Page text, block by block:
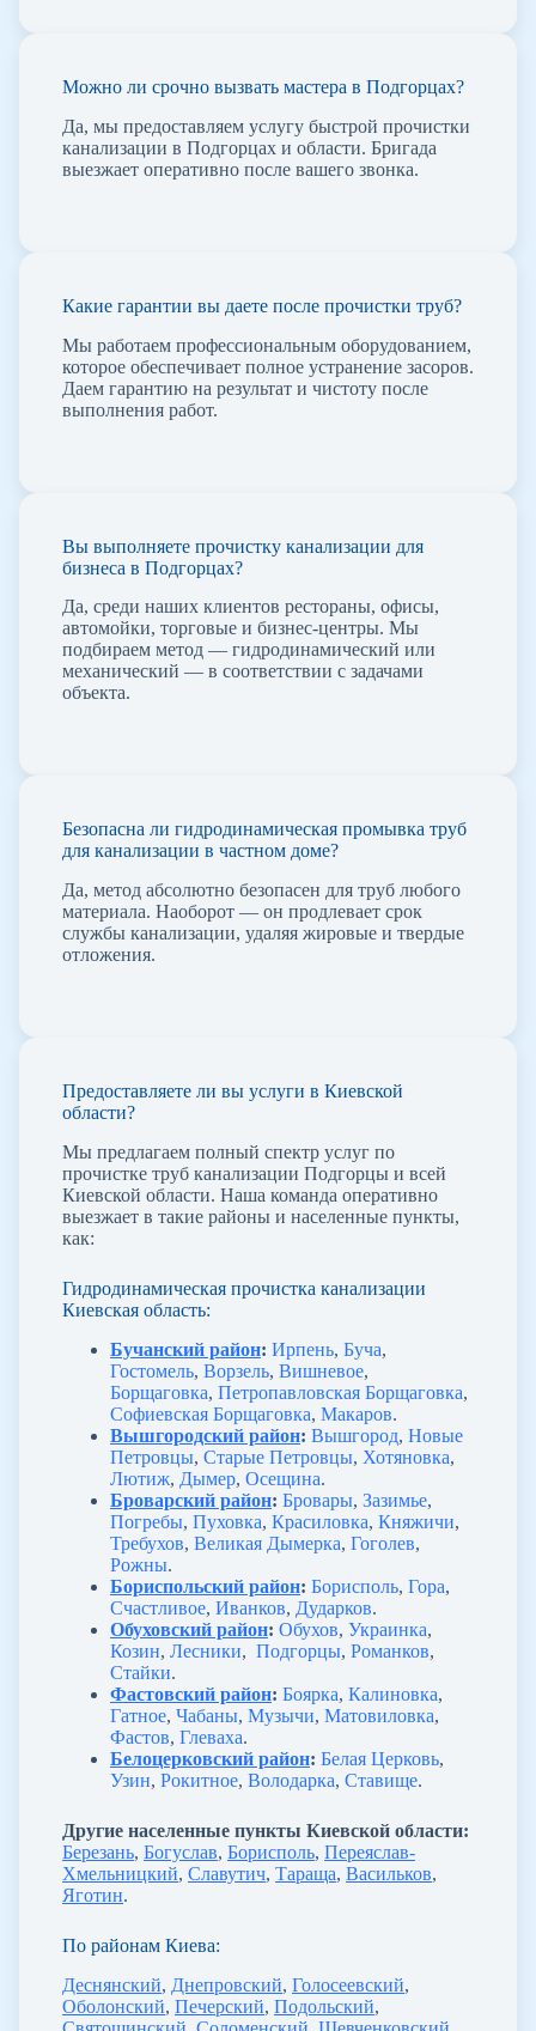
Можно ли срочно вызвать мастера в Подгорцах?
Да, мы предоставляем услугу быстрой прочистки
канализации в Подгорцах и области. Бригада
выезжает оперативно после вашего звонка.
Какие гарантии вы даете после прочистки труб?
Мы работаем профессиональным оборудованием,
которое обеспечивает полное устранение засоров.
Даем гарантию на результат и чистоту после
выполнения работ.
Вы выполняете прочистку канализации для
бизнеса в Подгорцах?
Да, среди наших клиентов рестораны, офисы,
автомойки, торговые и бизнес-центры. Мы
подбираем метод — гидродинамический или
механический — в соответствии с задачами
объекта.
Безопасна ли гидродинамическая промывка труб
для канализации в частном доме?
Да, метод абсолютно безопасен для труб любого
материала. Наоборот — он продлевает срок
службы канализации, удаляя жировые и твердые
отложения.
Предоставляете ли вы услуги в Киевской
области?
Мы предлагаем полный спектр услуг по
прочистке труб канализации Подгорцы и всей
Киевской области. Наша команда оперативно
выезжает в такие районы и населенные пункты,
как:
Гидродинамическая прочистка канализации
Киевская область:
Бучанский район: Ирпень, Буча,
Гостомель, Ворзель, Вишневое,
Борщаговка, Петропавловская Борщаговка,
Софиевская Борщаговка, Макаров.
Вышгородский район: Вышгород, Новые
Петровцы, Старые Петровцы, Хотяновка,
Лютиж, Дымер, Осещина.
Броварский район: Бровары, Зазимье,
Погребы, Пуховка, Красиловка, Княжичи,
Требухов, Великая Дымерка, Гоголев,
Рожны.
Бориспольский район: Борисполь, Гора,
Счастливое, Иванков, Дударков.
Обуховский район: Обухов, Украинка,
Козин, Лесники, Подгорцы, Романков,
Стайки.
Фастовский район: Боярка, Калиновка,
Гатное, Чабаны, Музычи, Матовиловка,
Фастов, Глеваха.
Белоцерковский район: Белая Церковь,
Узин, Рокитное, Володарка, Ставище.
Другие населенные пункты Киевской области:
Березань, Богуслав, Борисполь, Переяслав-
Хмельницкий, Славутич, Тараща, Васильков,
Яготин.
По районам Киева:
Деснянский, Днепровский, Голосеевский,
Оболонский, Печерский, Подольский,